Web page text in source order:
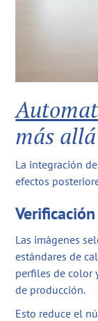
más
La integración
efectos
Las imágenes
estándares de
perfiles de color
de producción.
Esto reduce el